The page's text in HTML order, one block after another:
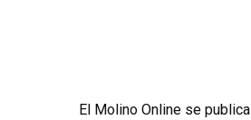
El Molino Online se publica